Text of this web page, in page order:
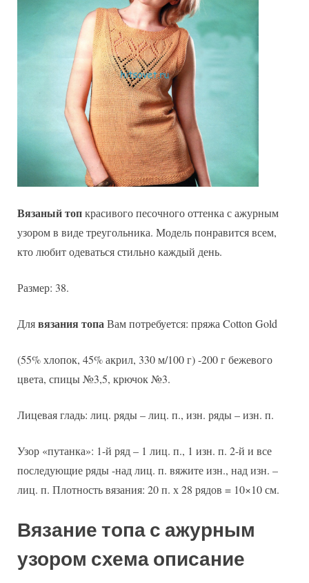
Вязаный топкрасивого песочного оттенка с ажурным
узором в виде треугольника. Модель понравится всем,
кто любит одеваться стильно каждый день.
Размер: 38.
Длявязания топаВам потребуется: пряжа Cotton Gold
(55% хлопок, 45% акрил, 330 м/100 г) -200 г бежевого
цвета, спицы №3,5, крючок №3.
Лицевая гладь: лиц. ряды – лиц. п., изн. ряды – изн. п.
Узор «путанка»: 1-й ряд – 1 лиц. п., 1 изн. п. 2-й и все
последующие ряды -над лиц. п. вяжите изн., над изн. –
лиц. п. Плотность вязания: 20 п. х 28 рядов = 10×10 см.
Вязание топа с ажурным
узором схема описание